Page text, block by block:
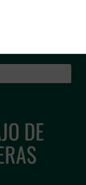
la Guardia
DE